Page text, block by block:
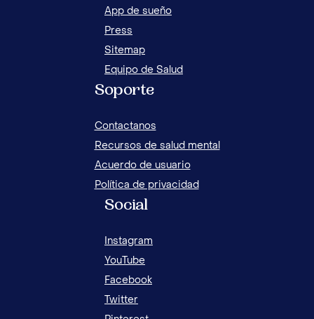
App de sueño
Press
Sitemap
Equipo de Salud
Soporte
Contactanos
Recursos de salud mental
Acuerdo de usuario
Política de privacidad
Social
Instagram
YouTube
Facebook
Twitter